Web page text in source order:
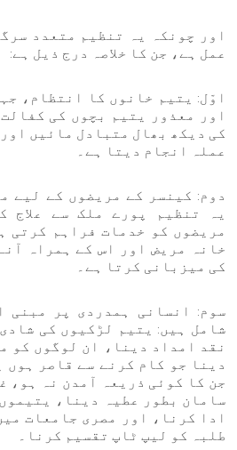
اور چونکہ یہ تنظیم متعدد
عمل ہے، جن کا خلاصہ درج ذیل ہے:
اوّل: یتیم خانوں کا انتظام،
اور معذور یتیم بچوں کی
کی دیکھ بھال متبادل مائیں
عملہ انجام دیتا ہے۔
دوم: کینسر کے مریضوں کے لیے
یہ تنظیم پورے ملک سے علاج
مریضوں کو خدمات فراہم کرتی
خانہ مریض اور اس کے ہمراہ
کی میزبانی کرتا ہے۔
سوم: انسانی ہمدردی پر مبنی
شامل ہیں: یتیم لڑکیوں کی
نقد امداد دینا، ان لوگوں کو
دینا جو کام کرنے سے قاصر ہوں
جن کا کوئی ذریعہ آمدن نہ ہو،
سامان بطور عطیہ دینا،
ادا کرنا، اور مصری جامعات
طلبہ کو لیپ ٹاپ تقسیم کرنا۔